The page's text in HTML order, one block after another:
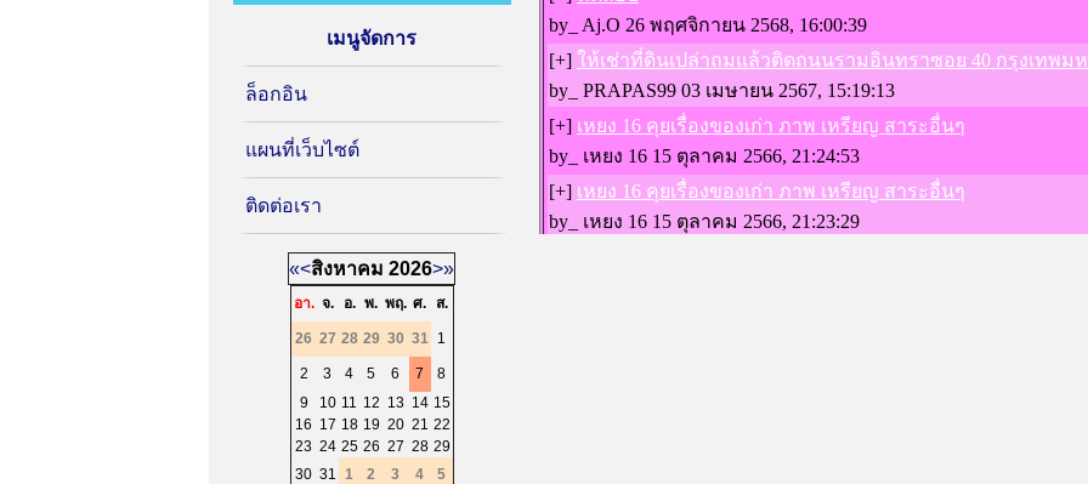
เมนูจัดการ
ล็อกอิน
แผนที่เว็บไซต์
ติดต่อเรา
«<สิงหาคม 2026>»
อา. จ. อ. พ. พฤ. ศ. ส.
26 27 28 29 30 31 1
2 3 4 5 6 7
8
9
10 11 12 13 14 15
16 17 18 19 20 21 22
23 24 25 26 27 28 29
30 31 1 2 3 4 5